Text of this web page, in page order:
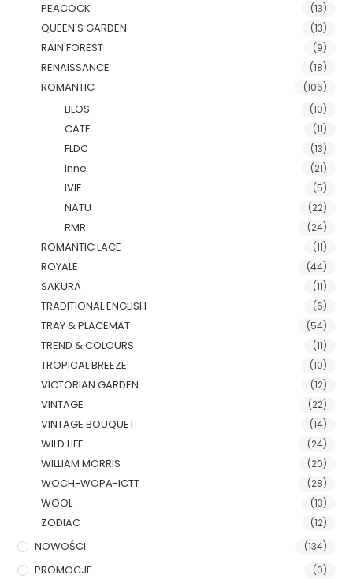
PEACOCK (13)
QUEEN'S GARDEN (13)
RAIN FOREST (9)
RENAISSANCE (18)
ROMANTIC (106)
BLOS (10)
CATE (11)
FLDC (13)
Inne (21)
IVIE (5)
NATU (22)
RMR (24)
ROMANTIC LACE (11)
ROYALE (44)
SAKURA (11)
TRADITIONAL ENGLISH (6)
TRAY & PLACEMAT (54)
TREND & COLOURS (11)
TROPICAL BREEZE (10)
VICTORIAN GARDEN (12)
VINTAGE (22)
VINTAGE BOUQUET (14)
WILD LIFE (24)
WILLIAM MORRIS (20)
WOCH-WOPA-ICTT (28)
WOOL (13)
ZODIAC (12)
NOWOŚCI (134)
PROMOCJE (0)